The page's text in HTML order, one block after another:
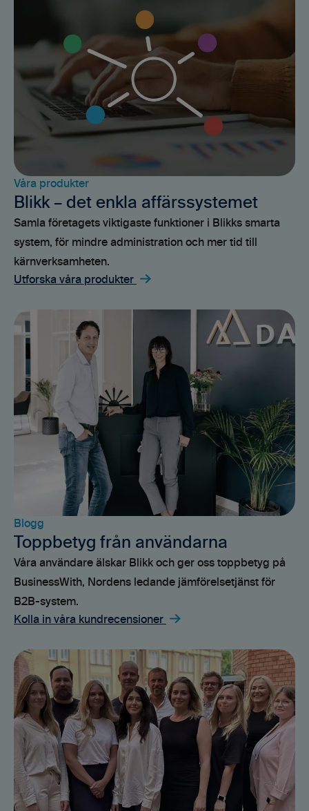
Våra produkter
Blikk – det enkla affärssystemet
Samla företagets viktigaste funktioner i Blikks smarta
system, för mindre administration och mer tid till
kärnverksamheten.
Utforska våra produkter
Blogg
Toppbetyg från användarna
Våra användare älskar Blikk och ger oss toppbetyg på
BusinessWith, Nordens ledande jämförelsetjänst för
B2B-system.
Kolla in våra kundrecensioner